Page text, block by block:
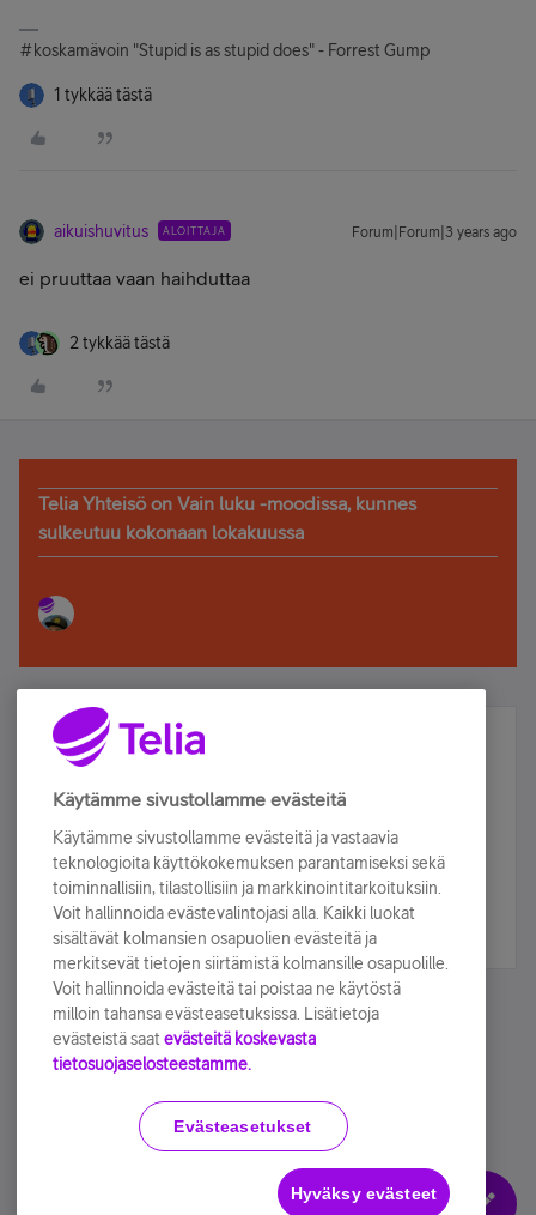
#koskamävoin "Stupid is as stupid does" - Forrest Gump
1 tykkää tästä
aikuishuvitus ALOITTAJA Forum|Forum|3 years ago
ei pruuttaa vaan haihduttaa
2 tykkää tästä
Telia Yhteisö on Vain luku -moodissa, kunnes
sulkeutuu kokonaan lokakuussa
Älä jää paitsi – osallistu ja voita!
Tilaa Telian uutiskirje ja olet mukana arvonnassa.
sähköpostiisi.
Tilaa nyt
Käyttöehdot Accessibility statement
Evästeasetukset
Käytämme sivustollamme evästeitä
Käytämme sivustollamme evästeitä ja vastaavia
teknologioita käyttökokemuksen parantamiseksi sekä
toiminnallisiin, tilastollisiin ja markkinointitarkoituksiin.
Voit hallinnoida evästevalintojasi alla. Kaikki luokat
sisältävät kolmansien osapuolien evästeitä ja
merkitsevät tietojen siirtämistä kolmansille osapuolille.
Voit hallinnoida evästeitä tai poistaa ne käytöstä
milloin tahansa evästeasetuksissa. Lisätietoja
evästeistä saat evästeitä koskevasta
tietosuojaselosteestamme.
Evästeasetukset
Hyväksy evästeet